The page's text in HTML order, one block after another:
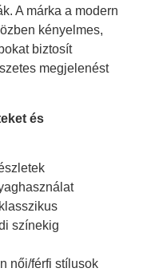
A márka a modern
kényelmes,
biztosít
megjelenést
és
színekig
női/férfi stílusok